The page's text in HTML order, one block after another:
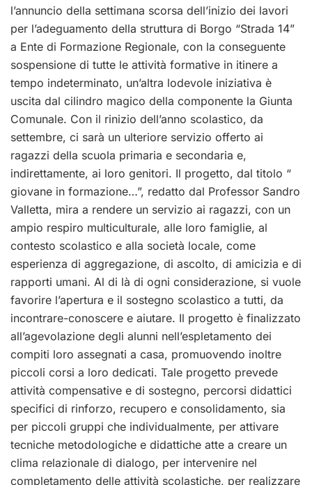
l’annuncio della settimana scorsa dell’inizio dei lavori
per l’adeguamento della struttura di Borgo “Strada 14”
a Ente di Formazione Regionale, con la conseguente
sospensione di tutte le attività formative in itinere a
tempo indeterminato, un’altra lodevole iniziativa è
uscita dal cilindro magico della componente la Giunta
Comunale. Con il rinizio dell’anno scolastico, da
settembre, ci sarà un ulteriore servizio offerto ai
ragazzi della scuola primaria e secondaria e,
indirettamente, ai loro genitori. Il progetto, dal titolo “
giovane in formazione…”, redatto dal Professor Sandro
Valletta, mira a rendere un servizio ai ragazzi, con un
ampio respiro multiculturale, alle loro famiglie, al
contesto scolastico e alla società locale, come
esperienza di aggregazione, di ascolto, di amicizia e di
rapporti umani. Al di là di ogni considerazione, si vuole
favorire l’apertura e il sostegno scolastico a tutti, da
incontrare-conoscere e aiutare. Il progetto è finalizzato
all’agevolazione degli alunni nell’espletamento dei
compiti loro assegnati a casa, promuovendo inoltre
piccoli corsi a loro dedicati. Tale progetto prevede
attività compensative e di sostegno, percorsi didattici
specifici di rinforzo, recupero e consolidamento, sia
per piccoli gruppi che individualmente, per attivare
tecniche metodologiche e didattiche atte a creare un
clima relazionale di dialogo, per intervenire nel
completamento delle attività scolastiche, per realizzare